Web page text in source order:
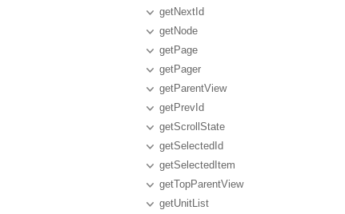
getNextId
getNode
getPage
getPager
getParentView
getPrevId
getScrollState
getSelectedId
getSelectedItem
getTopParentView
getUnitList